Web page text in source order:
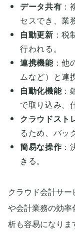
データ共有
セスでき、業
自動更新 ：
行われる。
連携機能：他
ムなど）と連
自動化機能：
で取り込み、
クラウドスト
るため、バッ
簡易な操作
きる。
クラウド会計サ
や会計業務の効
析も容易になりま